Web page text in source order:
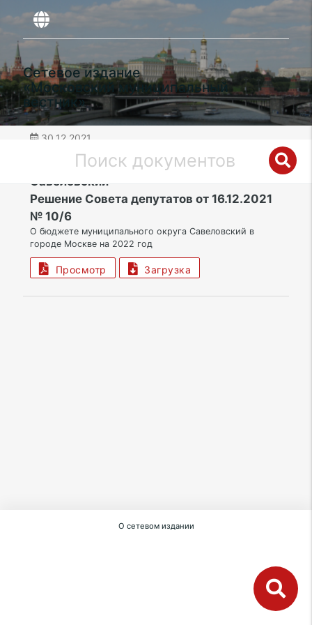
Сетевое издание
«Московский муниципальный
вестник»
30.12.2021
САО | Муниципальный округ
Савеловский
Решение Совета депутатов от 16.12.2021
№ 10/6
О бюджете муниципального округа Савеловский в
городе Москве на 2022 год
Просмотр Загрузка
О сетевом издании